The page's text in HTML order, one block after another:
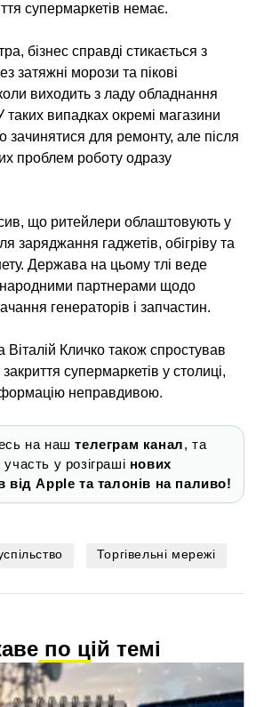
супермаркетів немає.
бізнес справді стикається з
затяжні морози та пікові
виходить з ладу обладнання
таких випадках окремі магазини
зачинятися для ремонту, але після
проблем роботу одразу
що ритейлери облаштовують у
заряджання гаджетів, обігріву та
Держава на цьому тлі веде
партнерами щодо
генераторів і запчастин.
Віталій Кличко також спростував
супермаркетів у столиці,
неправдивою.
на наштелеграм канал, та
у розіграші нових
від Apple та талонів на паливо!
Торгівельні мережі
по цій темі